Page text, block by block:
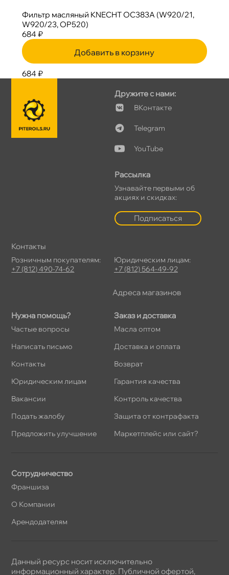
Фильтр масляный KNECHT OC383A (W920/21,
W920/23, OP520)
684 ₽
Добавить в корзину
684 ₽
Нужна помощь?
Частые вопросы
Написать письмо
Контакты
Юридическим лицам
акансии
Подать жалобу
Предложить улучшение
Заказ и доставка
Масла оптом
Доставка и оплата
озврат
Гарантия качества
Контроль качества
Защита от контрафакта
Маркетплейс или сайт?
Дружите с нами:
Контакте
Telegram
YouTube
Рассылка
Узнавайте первыми о
акциях и скидках:
Подписаться
Сотрудничество
Франшиза
О Компании
Арендодателям
Контакты
Розничным покупателям:
+7 (812) 490-74-62
Юридическим лицам:
+7 (812) 564-49-92
Адреса магазино
Данный ресурс носит исключительно
информационный характер. Публичной офертой,